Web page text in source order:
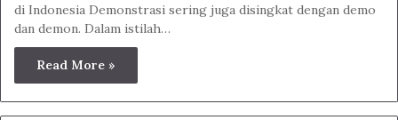
di Indonesia Demonstrasi sering juga disingkat dengan demo
dan demon. Dalam istilah…
Read More »